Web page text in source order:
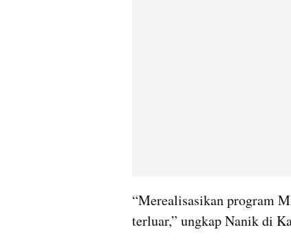
“Merealisasikan program
terluar,” ungkap Nanik di